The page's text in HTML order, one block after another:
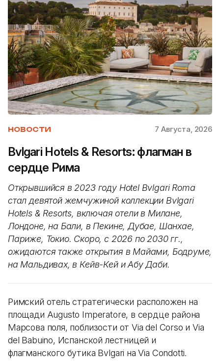
НОВОСТИ 7 Августа, 2026
Bvlgari Hotels & Resorts: флагман в
сердце Рима
Открывшийся в 2023 году Hotel Bvlgari Roma
стал девятой жемчужиной коллекции Bvlgari
Hotels & Resorts, включая отели в Милане,
Лондоне, на Бали, в Пекине, Дубае, Шанхае,
Париже, Токио. Скоро, с 2026 по 2030 гг.,
ожидаются также открытия в Майами, Бодруме,
на Мальдивах, в Кейв-Кей и Абу Даби.
Римский отель стратегически расположен на
площади Augusto Imperatore, в сердце района
Марсова поля, поблизости от Via del Corso и Via
del Babuino, Испанской лестницей и
флагманского бутика Bvlgari на Via Condotti.